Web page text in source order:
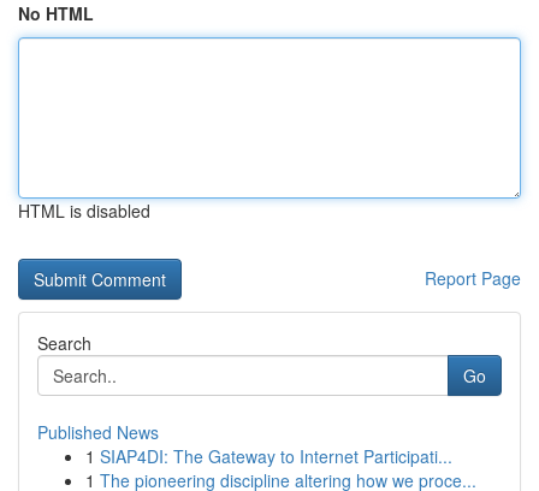
No HTML
HTML is disabled
Report Page
Search
Go
Published News
1 SIAP4DI: The Gateway to Internet Participati...
1 The pioneering discipline altering how we proce...